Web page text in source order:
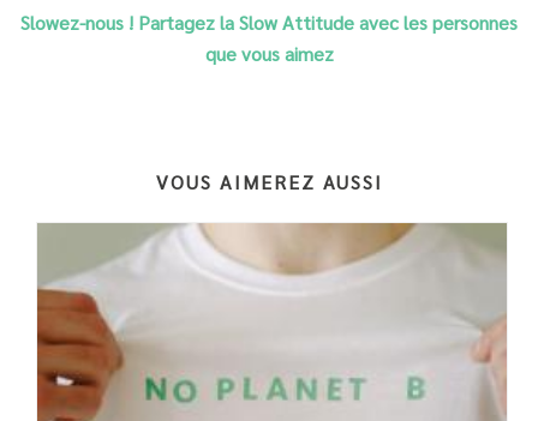
Slowez-nous ! Partagez la Slow Attitude avec les personnes
que vous aimez
VOUS AIMEREZ AUSSI